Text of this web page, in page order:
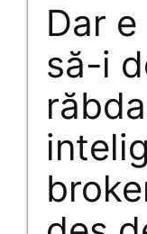
Dar
să-i